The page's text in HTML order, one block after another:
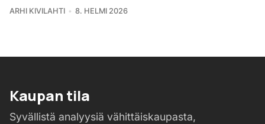
ARHI KIVILAHTI 8. HELMI 2026
Kaupan tila
Syvällistä analyysiä vähittäiskaupasta,